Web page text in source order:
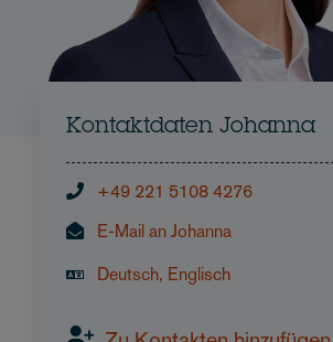
Kontaktdaten Johanna
+49 221 5108 4276
E-Mail an Johanna
Deutsch, Englisch